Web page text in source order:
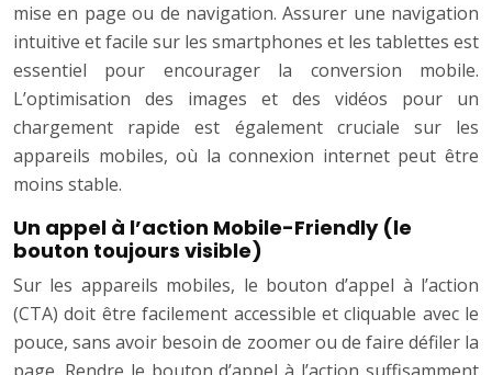
mise en page ou de navigation. Assurer une navigation
intuitive et facile sur les smartphones et les tablettes est
essentiel pour encourager la conversion mobile.
L’optimisation des images et des vidéos pour un
chargement rapide est également cruciale sur les
appareils mobiles, où la connexion internet peut être
moins stable.
Un appel à l’action Mobile-Friendly (le
bouton toujours visible)
Sur les appareils mobiles, le bouton d’appel à l’action
(CTA) doit être facilement accessible et cliquable avec le
pouce, sans avoir besoin de zoomer ou de faire défiler la